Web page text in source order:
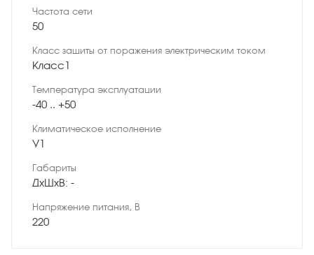
Частота сети
50
Класс защиты от поражения электрическим током
Класс1
Температура эксплуатации
-40 .. +50
Климатическое исполнение
У1
Габариты
ДхШхВ: -
Напряжение питания, В
220